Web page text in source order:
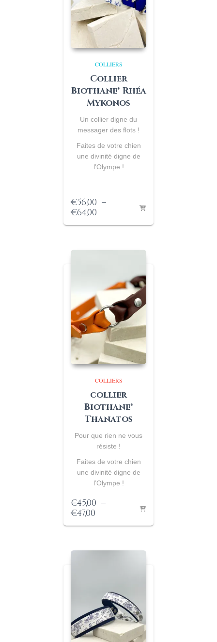
COLLIERS
Collier
Biothane® Rhéa
Mykonos
Un collier digne du
messager des flots !
Faites de votre chien
une divinité digne de
l’Olympe !
€56,00 –
€64,00
de
à
COLLIERS
collier
Biothane®
Thanatos
Pour que rien ne vous
résiste !
Faites de votre chien
une divinité digne de
l’Olympe !
€45,00 –
€47,00
de
à